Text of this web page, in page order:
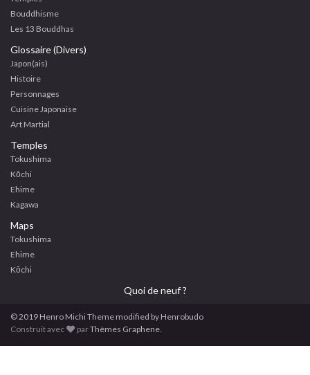
Bouddhisme
Les 13 Bouddhas
Glossaire (Divers)
Japon(ais)
Histoire
Personnages
Cuisine Japonaise
Art Martial
Temples
Tokushima
Kōchi
Ehime
Kagawa
Maps
Tokushima
Ehime
Kōchi
Quoi de neuf ?
© 2019 Henro MichiTheme modified by Henrobudo
Construit avec
parThèmes Graphene.